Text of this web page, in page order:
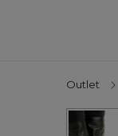
Outlet